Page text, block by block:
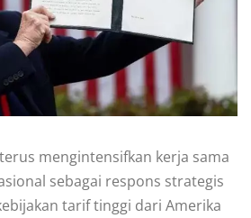
terus mengintensifkan kerja sama
sebagai respons strategis
tarif tinggi dari Amerika